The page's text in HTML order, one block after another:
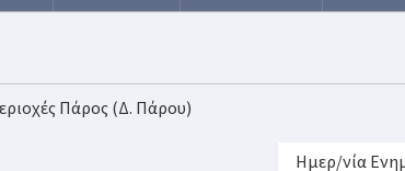
Πάρος (Δ. Πάρου)